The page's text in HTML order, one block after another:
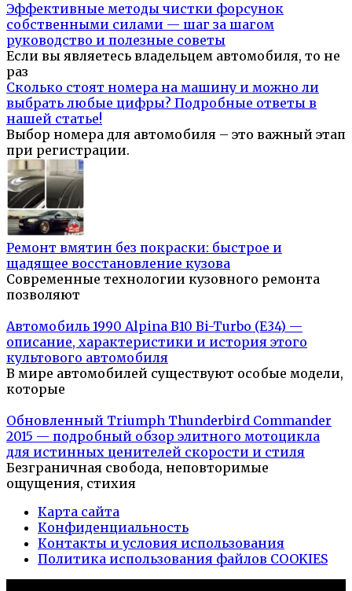
Эффективные методы чистки форсунок
собственными силами — шаг за шагом
руководство и полезные советы
Если вы являетесь владельцем автомобиля, то не
раз
Сколько стоят номера на машину и можно ли
выбрать любые цифры? Подробные ответы в
нашей статье!
Выбор номера для автомобиля – это важный этап
при регистрации.
Ремонт вмятин без покраски: быстрое и
щадящее восстановление кузова
Современные технологии кузовного ремонта
позволяют
Автомобиль 1990 Alpina B10 Bi-Turbo (E34) —
описание, характеристики и история этого
культового автомобиля
В мире автомобилей существуют особые модели,
которые
Обновленный Triumph Thunderbird Commander
2015 — подробный обзор элитного мотоцикла
для истинных ценителей скорости и стиля
Безграничная свобода, неповторимые
ощущения, стихия
Карта сайта
Конфиденциальность
Контакты и условия использования
Политика использования файлов COOKIES